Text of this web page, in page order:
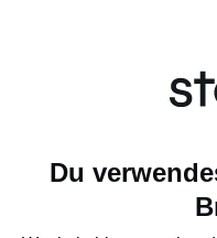
Du